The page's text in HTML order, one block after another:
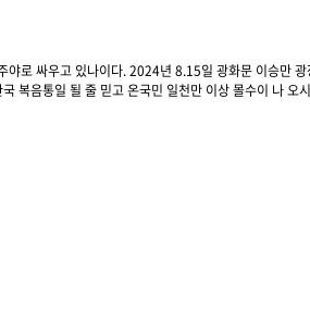
로 싸우고 있나이다. 2024년 8.15일 광화문 이승만
복음통일 될 줄 믿고 온국민 일천만 이상 몰수이 나 오